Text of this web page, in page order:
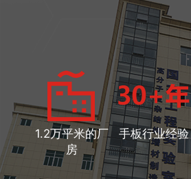
1.2万平米的厂
房
手板行业经验